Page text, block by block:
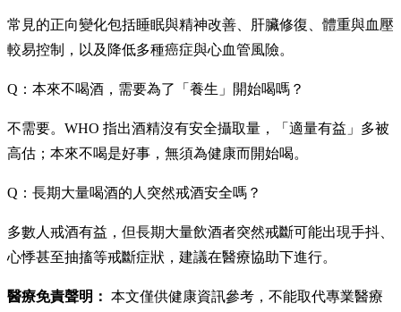
常見的正向變化包括睡眠與精神改善、肝臟修復、體重與血壓
較易控制，以及降低多種癌症與心血管風險。
Q：本來不喝酒，需要為了「養生」開始喝嗎？
不需要。WHO 指出酒精沒有安全攝取量，「適量有益」多被
高估；本來不喝是好事，無須為健康而開始喝。
Q：長期大量喝酒的人突然戒酒安全嗎？
多數人戒酒有益，但長期大量飲酒者突然戒斷可能出現手抖、
心悸甚至抽搐等戒斷症狀，建議在醫療協助下進行。
醫療免責聲明： 本文僅供健康資訊參考，不能取代專業醫療